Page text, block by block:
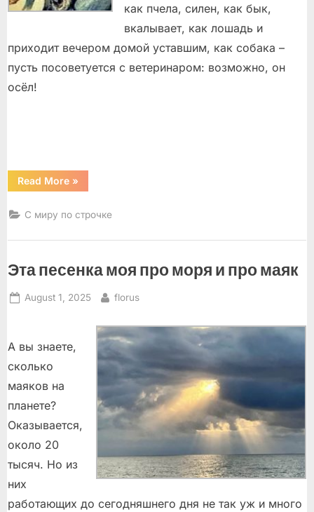
как пчела, силен, как бык,
вкалывает, как лошадь и
приходит вечером домой уставшим, как собака –
пусть посоветуется с ветеринаром: возможно, он
осёл!
Read More“Чанг
Инг
Меир,
Гог,
Фрост”
»
С миру по строчке
Эта песенка моя про моря и про маяк
Posted
August 1, 2025 By
florus
А вы знаете,
сколько
маяков на
планете?
Оказывается,
около 20
тысяч. Но из
них
работающих до сегодняшнего дня не так уж и много